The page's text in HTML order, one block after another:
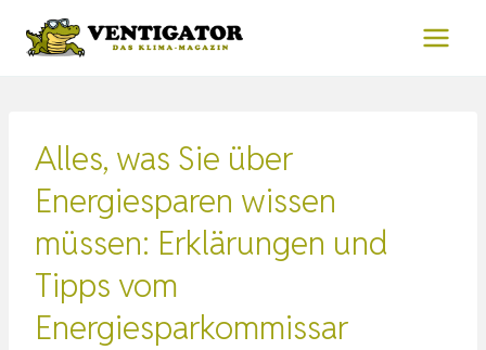
Inhalt
Alles, was Sie über
Energiesparen wissen
müssen: Erklärungen und
Tipps vom
Energiesparkommissar